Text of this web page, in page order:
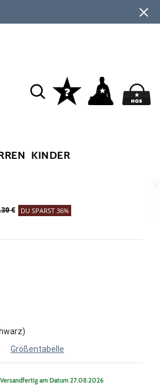
KINDER
€ DU SPARST 36%
Größentabelle
Versandfertig am Datum 27.08.2026